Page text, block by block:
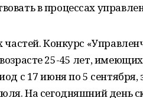
в процессах
частей. Конкурс
25-45 лет,
с 17 июня по 5 сентября,
На сегодняшний день